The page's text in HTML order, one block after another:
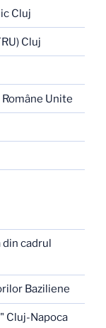
Cluj
Cluj
Unite
din cadrul
Baziliene
Cluj-Napoca